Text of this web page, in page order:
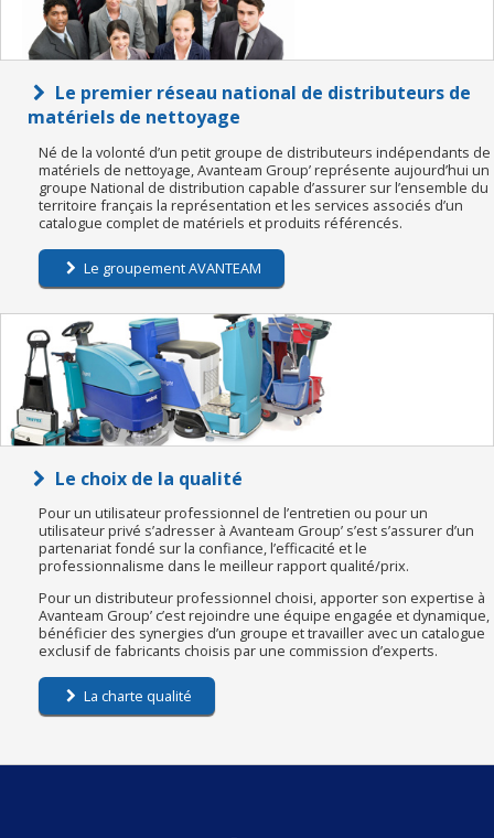
Le premier réseau national de distributeurs de
matériels de nettoyage
Né de la volonté d’un petit groupe de distributeurs indépendants de
matériels de nettoyage, Avanteam Group’ représente aujourd’hui un
groupe National de distribution capable d’assurer sur l’ensemble du
territoire français la représentation et les services associés d’un
catalogue complet de matériels et produits référencés.
Le groupement AVANTEAM
Le choix de la qualité
Pour un utilisateur professionnel de l’entretien ou pour un
utilisateur privé s’adresser à Avanteam Group’ s’est s’assurer d’un
partenariat fondé sur la confiance, l’efficacité et le
professionnalisme dans le meilleur rapport qualité/prix.
Pour un distributeur professionnel choisi, apporter son expertise à
Avanteam Group’ c’est rejoindre une équipe engagée et dynamique,
bénéficier des synergies d’un groupe et travailler avec un catalogue
exclusif de fabricants choisis par une commission d’experts.
La charte qualité